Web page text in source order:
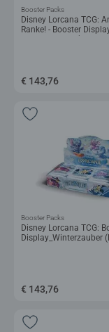
Disney Lorcana TCG:
Ranke! - Booster
Booster Packs
Booster Packs
€ 143,76
Disney Lorcana TCG:
Display_Winterzauber
Booster Packs
€ 143,76